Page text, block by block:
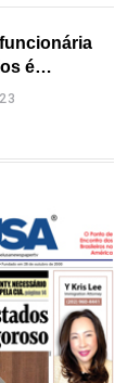
é
a facadas